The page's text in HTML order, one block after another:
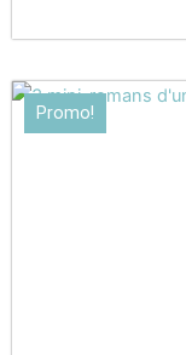
Promo!
Le
prix
initial
Le